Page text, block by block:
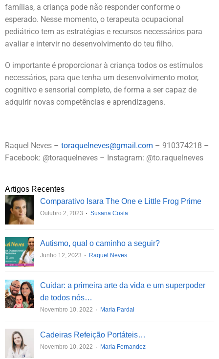
famílias, a criança pode não responder conforme o
esperado. Nesse momento, o terapeuta ocupacional
pediátrico tem as estratégias e recursos necessários para
avaliar e intervir no desenvolvimento do teu filho.
O importante é proporcionar à criança todos os estímulos
necessários, para que tenha um desenvolvimento motor,
cognitivo e sensorial completo, de forma a ser capaz de
adquirir novas competências e aprendizagens.
Raquel Neves – toraquelneves@gmail.com – 910374218 –
Facebook: @toraquelneves – Instagram: @to.raquelneves
Artigos Recentes
Comparativo Isara The One e Little Frog Prime
Outubro 2, 2023 Susana Costa
Autismo, qual o caminho a seguir?
Junho 12, 2023 Raquel Neves
Cuidar: a primeira arte da vida e um superpoder
de todos nós…
Novembro 10, 2022 Maria Pardal
Cadeiras Refeição Portáteis…
Novembro 10, 2022 Maria Fernandez